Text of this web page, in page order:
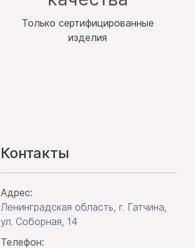
Только сертифицированные
изделия
Контакты
Адрес:
Ленинградская область, г. Гатчина,
ул. Соборная, 14
Телефон: